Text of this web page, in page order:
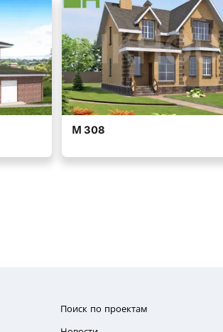
Поиск по проектам